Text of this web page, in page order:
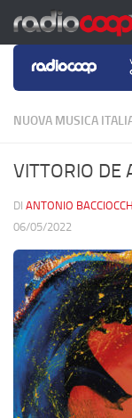
Salta al
NUOVA MUSICA
VITTORIO DE
DI ANTONIO
06/05/2022